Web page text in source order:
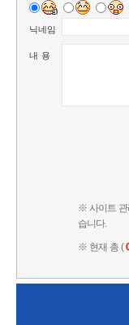
닉네임
내 용
※ 사이트 관
습니다.
※ 현재 총 (